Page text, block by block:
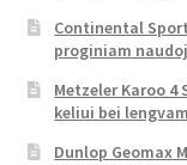
Continental
proginiam
Metzeler Karoo
keliui bei
Dunlop Geomax